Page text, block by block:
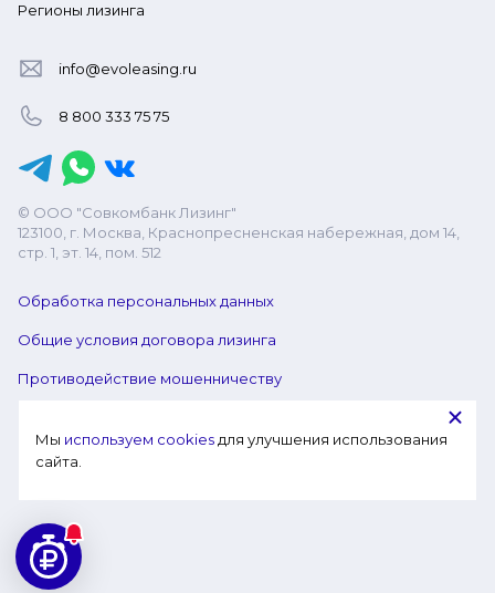
Регионы лизинга
info@evoleasing.ru
8 800 333 75 75
© ООО "Совкомбанк Лизинг"
123100, г. Москва, Краснопресненская набережная, дом 14,
стр. 1, эт. 14, пом. 512
Обработка персональных данных
Общие условия договора лизинга
Противодействие мошенничеству
Мы используем cookies для улучшения использования
сайта.